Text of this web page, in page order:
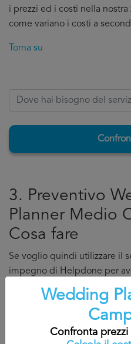
i prezzi ed i costi nella
come variano i costi a
Torna su
3. Preventivo
Planner Medio
Cosa fare
Se voglio quindi utilizzare il
impegno di Helpdone per
Planner Medio Campidano
Compilo il form
cui ho bisogno,
Inserisco i miei dati di
Wedding
Confronta prezzi